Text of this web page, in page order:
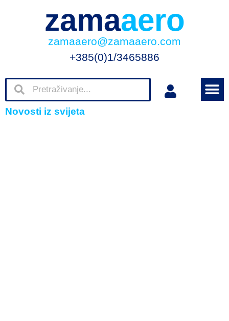
zamaaero
zamaaero@zamaaero.com
+385(0)1/3465886
Novosti iz svijeta